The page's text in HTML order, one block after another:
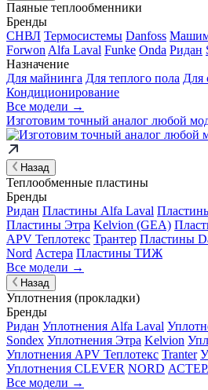
Паяные теплообменники
Бренды
СНВЛ Термосистемы Danfoss
Forwon Alfa Laval Funke Onda Ридан
Назначение
Для майнинга Для теплого пола Для
Кондиционирование
Все модели →
Изготовим точный аналог любой
Назад
Теплообменные пластины
Бренды
Ридан Пластины Alfa Laval
Пластины Этра Kelvion (GEA)
APV Теплотекс Трантер Пластины
Nord Астера Пластины ТИЖ
Все модели →
Назад
Уплотнения (прокладки)
Бренды
Ридан Уплотнения Alfa Laval
Sondex Уплотнения Этра Kelvion
Уплотнения APV Теплотекс Tranter
Уплотнения CLEVER NORD
Все модели →